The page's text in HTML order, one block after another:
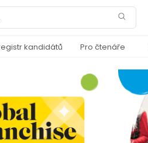
kandidátů Pro čtenáře